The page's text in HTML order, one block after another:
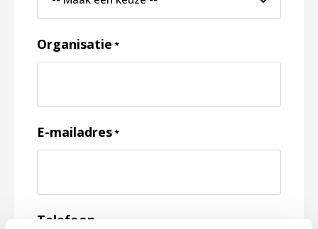
Organisatie *
E-mailadres*
Telefoon